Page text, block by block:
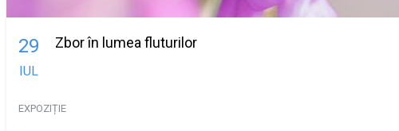
29
IUL
Zbor în lumea fluturilor
EXPOZIȚIE